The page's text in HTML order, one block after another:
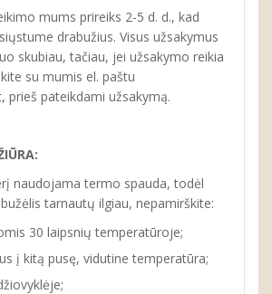
mums prireiks 2-5 d. d., kad
drabužius. Visus užsakymus
skubiau, tačiau, jei užsakymo reikia
su mumis el. paštu
, prieš pateikdami užsakymą.
naudojama termo spauda, todėl
tarnautų ilgiau, nepamirškite:
30 laipsnių temperatūroje;
į kitą pusę, vidutine temperatūra;